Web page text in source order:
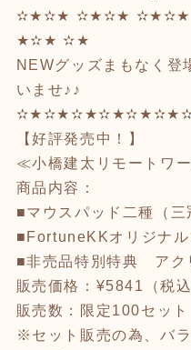
✫★✫★ ✫★✫★
★✫★ ✫★
NEWグッズまもなく登
いませ♪♪
【好評発売中！】
≪小橋建太リモートワ
商品内容：
■マウスパッド二種（
■FortuneKKオリジナ
■非売品特別特典 アク
販売価格：¥5841（税
販売数：限定100セット
※セット販売の為、バ